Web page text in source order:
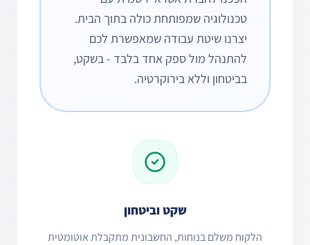
טכנולוגיה שמפותחת כולה בתוך הבית.
יצרנו שיטת עבודה שמאפשרת לכם
להתנהל מול ספק אחד בלבד - בשקט,
בביטחון וללא בירוקרטיה.
שקט וביטחון
הלקוח משלם בנוחות, החשבונית מתקבלת אוטומטית